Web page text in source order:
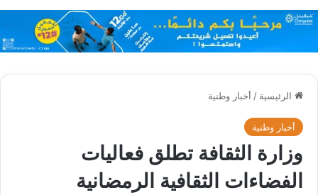
الرئيسية / أخبار وطنية
أخبار وطنية
وزارة الثقافة تطلق فعاليات
الفضاءات الثقافية الرمضانية